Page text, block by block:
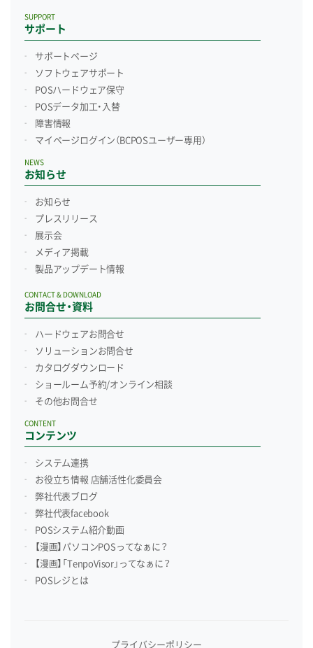
サポート
SUPPORT
サポートページ
ソフトウェアサポート
POSハードウェア保守
POSデータ加工・入替
障害情報
マイページログイン （BCPOSユーザー専用）
お知らせ
NEWS
お知らせ
プレスリリース
展示会
メディア掲載
製品アップデート情報
お問合せ・資料
CONTACT & DOWNLOAD
ハードウェアお問合せ
ソリューションお問合せ
カタログダウンロード
ショールーム予約/オンライン相談
その他お問合せ
コンテンツ
CONTENT
システム連携
お役立ち情報 店舗活性化委員会
弊社代表ブログ
弊社代表facebook
POSシステム紹介動画
【漫画】パソコンPOSってなぁに？
【漫画】「TenpoVisor」ってなぁに？
POSレジとは
プライバシーポリシー